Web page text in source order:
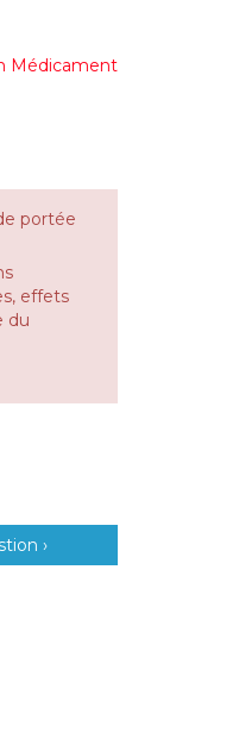
Médicament
portée
effets
du
›